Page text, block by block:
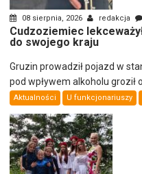
08 sierpnia, 2026 redakcja
Cudzoziemiec
do swojego kraju
Gruzin prowadził pojazd w
pod wpływem alkoholu groził
Aktualności U funkcjonariuszy